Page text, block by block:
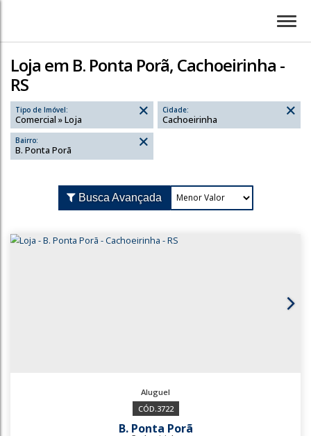
Loja em B. Ponta Porã, Cachoeirinha -
RS
Tipo de Imóvel:
Comercial » Loja
Cidade:
Cachoeirinha
Bairro:
Busca Avançada